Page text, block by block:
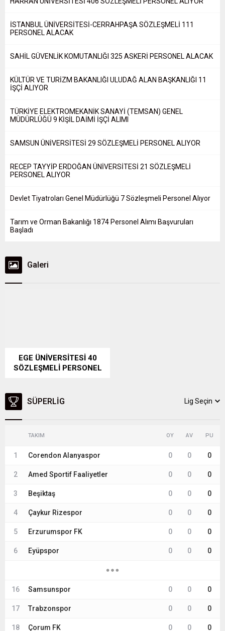
İSTANBUL ÜNİVERSİTESİ-CERRAHPAŞA SÖZLEŞMELİ 111
PERSONEL ALACAK
SAHİL GÜVENLİK KOMUTANLIĞI 325 ASKERİ PERSONEL ALACAK
KÜLTÜR VE TURİZM BAKANLIĞI ULUDAĞ ALAN BAŞKANLIĞI 11
İŞÇİ ALIYOR
TÜRKİYE ELEKTROMEKANİK SANAYİ (TEMSAN) GENEL
MÜDÜRLÜĞÜ 9 KİŞİL DAİMİ İŞÇİ ALIMI
SAMSUN ÜNİVERSİTESİ 29 SÖZLEŞMELİ PERSONEL ALIYOR
RECEP TAYYİP ERDOĞAN ÜNİVERSİTESİ 21 SÖZLEŞMELİ
PERSONEL ALIYOR
Devlet Tiyatroları Genel Müdürlüğü 7 Sözleşmeli Personel Alıyor
Tarım ve Orman Bakanlığı 1874 Personel Alımı Başvuruları
Başladı
Galeri
EGE ÜNİVERSİTESİ 40
SÖZLEŞMELİ PERSONEL
SÜPERLIG Lig Seçin
TAKIM OY AV PU
1 Corendon Alanyaspor 0 0 0
2 Amed Sportif Faaliyetler 0 0 0
3 Beşiktaş 0 0 0
4 Çaykur Rizespor 0 0 0
5 Erzurumspor FK 0 0 0
6 Eyüpspor 0 0 0
16 Samsunspor 0 0 0
17 Trabzonspor 0 0 0
18 Çorum FK 0 0 0